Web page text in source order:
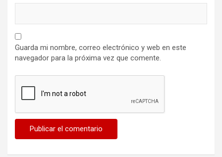
Guarda mi nombre, correo electrónico y web en este
navegador para la próxima vez que comente.